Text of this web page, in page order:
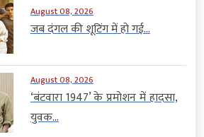
August 08, 2026
जब दंगल की शूटिंग में हो गई...
August 08, 2026
‘बंटवारा 1947’ के प्रमोशन में हादसा,
युवक...